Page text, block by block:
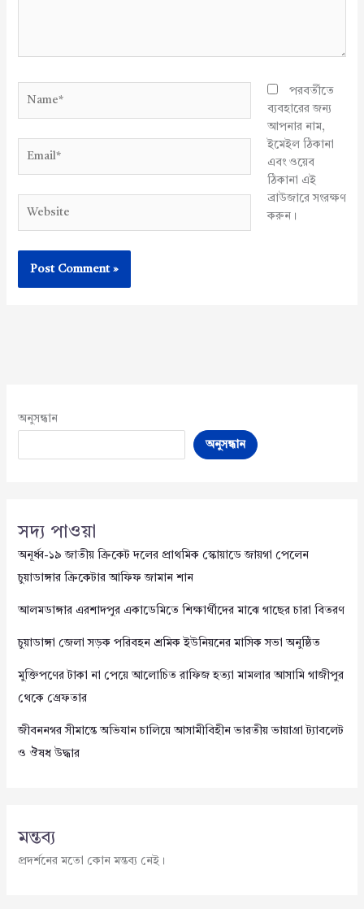
পরবর্তীতে
ব্যবহারের জন্য
আপনার নাম,
ইমেইল ঠিকানা
এবং ওয়েব
ঠিকানা এই
ব্রাউজারে সংরক্ষণ
করুন।
অনুসন্ধান
অনুসন্ধান
সদ্য পাওয়া
অনূর্ধ্ব-১৯ জাতীয় ক্রিকেট দলের প্রাথমিক স্কোয়াডে জায়গা পেলেন
চুয়াডাঙ্গার ক্রিকেটার আফিফ জামান শান
আলমডাঙ্গার এরশাদপুর একাডেমিতে শিক্ষার্থীদের মাঝে গাছের চারা বিতরণ
চুয়াডাঙ্গা জেলা সড়ক পরিবহন শ্রমিক ইউনিয়নের মাসিক সভা অনুষ্ঠিত
মুক্তিপণের টাকা না পেয়ে আলোচিত রাফিজ হত্যা মামলার আসামি গাজীপুর
থেকে গ্রেফতার
জীবননগর সীমান্তে অভিযান চালিয়ে আসামীবিহীন ভারতীয় ভায়াগ্রা ট্যাবলেট
ও ঔষধ উদ্ধার
মন্তব্য
প্রদর্শনের মতো কোন মন্তব্য নেই।